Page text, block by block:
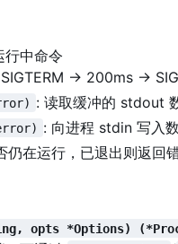
行中命令
SIGTERM → 200ms →
: 读取缓冲的 stdout
: 向进程 stdin 写入
仍在运行，已退出则返回
opts *Options)